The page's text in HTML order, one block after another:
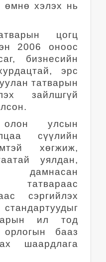
өмнө хэлэх нь
цогц
2006 оноос
бизнесийн
эрс
татварын
зайлшгүй
олон улсын
сүүлийн
хөгжиж,
уялдан,
татвараас
сэргийлэх
ил тод
бааз
шаардлага